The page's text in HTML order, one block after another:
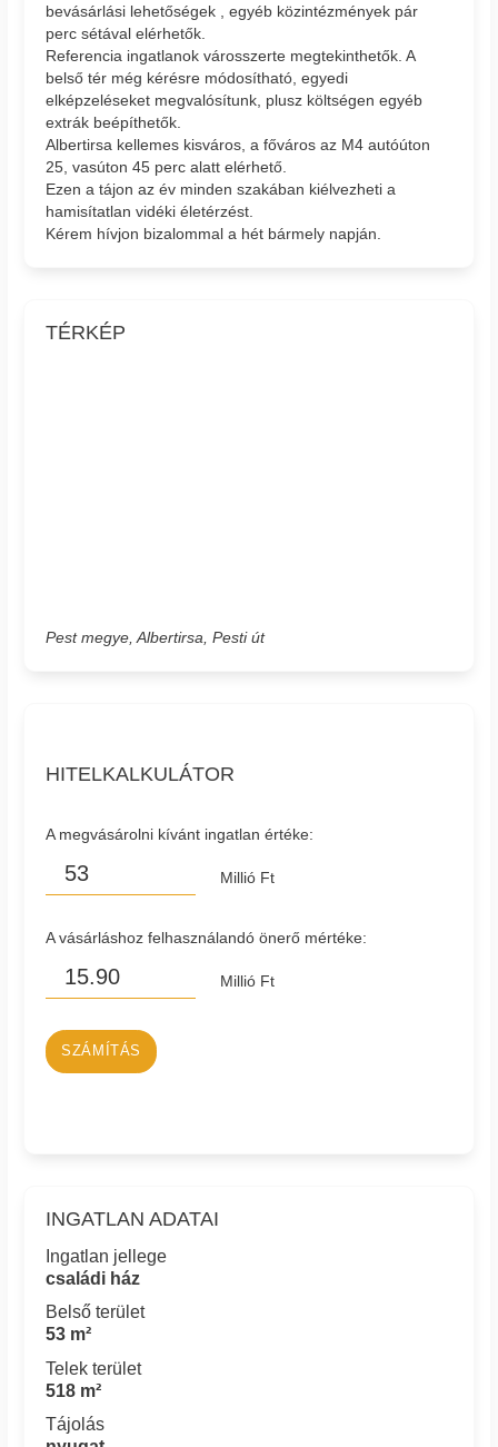
bevásárlási lehetőségek , egyéb közintézmények pár
perc sétával elérhetők.
Referencia ingatlanok városszerte megtekinthetők. A
belső tér még kérésre módosítható, egyedi
elképzeléseket megvalósítunk, plusz költségen egyéb
extrák beépíthetők.
Albertirsa kellemes kisváros, a főváros az M4 autóúton
25, vasúton 45 perc alatt elérhető.
Ezen a tájon az év minden szakában kiélvezheti a
hamisítatlan vidéki életérzést.
Kérem hívjon bizalommal a hét bármely napján.
TÉRKÉP
Pest megye, Albertirsa, Pesti út
HITELKALKULÁTOR
A megvásárolni kívánt ingatlan értéke:
Millió Ft
A vásárláshoz felhasználandó önerő mértéke:
Millió Ft
SZÁMÍTÁS
INGATLAN ADATAI
Ingatlan jellege
családi ház
Belső terület
53 m²
Telek terület
518 m²
Tájolás